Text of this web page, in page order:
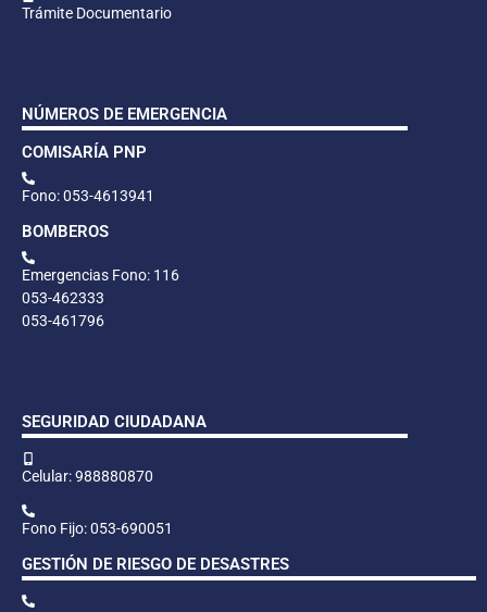
Trámite Documentario
NÚMEROS DE EMERGENCIA
COMISARÍA PNP
Fono: 053-4613941
BOMBEROS
Emergencias Fono: 116
053-462333
053-461796
SEGURIDAD CIUDADANA
Celular: 988880870
Fono Fijo: 053-690051
GESTIÓN DE RIESGO DE DESASTRES